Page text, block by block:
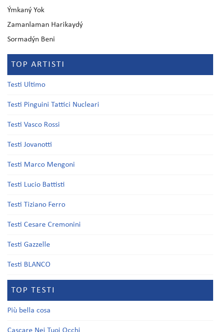
Ýmkaný Yok
Zamanlaman Harikaydý
Sormadýn Beni
TOP ARTISTI
Testi Ultimo
Testi Pinguini Tattici Nucleari
Testi Vasco Rossi
Testi Jovanotti
Testi Marco Mengoni
Testi Lucio Battisti
Testi Tiziano Ferro
Testi Cesare Cremonini
Testi Gazzelle
Testi BLANCO
TOP TESTI
Più bella cosa